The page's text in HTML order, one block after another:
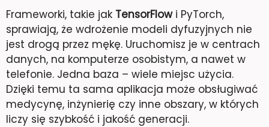
Frameworki, takie jak TensorFlowi PyTorch,
sprawiają, że wdrożenie modeli dyfuzyjnych nie
jest drogą przez mękę. Uruchomisz je w centrach
danych, na komputerze osobistym, a nawet w
telefonie. Jedna baza – wiele miejsc użycia.
Dzięki temu ta sama aplikacja może obsługiwać
medycynę, inżynierię czy inne obszary, w których
liczy się szybkość i jakość generacji.